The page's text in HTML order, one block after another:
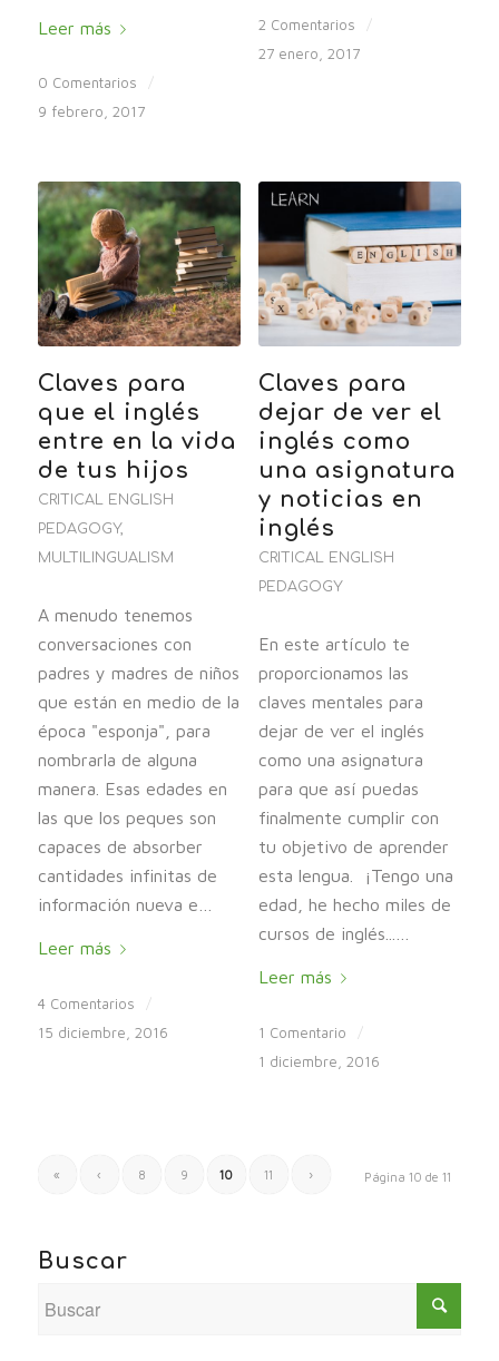
Leer más
0 Comentarios
/
9 febrero, 2017
2 Comentarios
/
27 enero, 2017
Claves para
que el inglés
entre en la vida
de tus hijos
CRITICAL ENGLISH
PEDAGOGY,
MULTILINGUALISM
A menudo tenemos
conversaciones con
padres y madres de niños
que están en medio de la
época "esponja", para
nombrarla de alguna
manera. Esas edades en
las que los peques son
capaces de absorber
cantidades infinitas de
información nueva e…
Leer más
4 Comentarios
/
15 diciembre, 2016
Claves para
dejar de ver el
inglés como
una asignatura
y noticias en
inglés
CRITICAL ENGLISH
PEDAGOGY
En este artículo te
proporcionamos las
claves mentales para
dejar de ver el inglés
como una asignatura
para que así puedas
finalmente cumplir con
tu objetivo de aprender
esta lengua. ¡Tengo una
edad, he hecho miles de
cursos de inglés...…
Leer más
1 Comentario
/
1 diciembre, 2016
Página 10 de 11
« ‹ 8 9 10 11 ›
Buscar